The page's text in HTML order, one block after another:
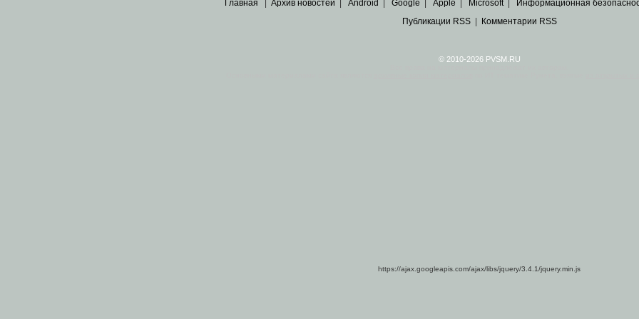
Главная Архив новостей Android Google Apple Microsoft| Информационная
Публикации RSS| Комментарии RSS
© 2010-2026 PVSM.RU
https://ajax.googleapis.com/ajax/libs/jquery/3.4.1/jquery.min.js